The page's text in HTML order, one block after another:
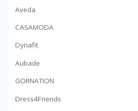
Aveda
CASAMODA
Dynafit
Aubade
GORNATION
Dress4Friends